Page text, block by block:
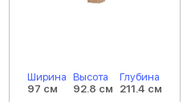
Ширина
97 см
Высота
92.8 см
Глубина
211.4 см